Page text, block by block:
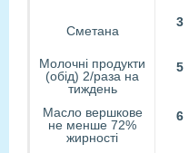
Сметана
3
Молочні продукти
(обід) 2/раза на
тиждень
5
Масло вершкове
не менше 72%
жирності
6